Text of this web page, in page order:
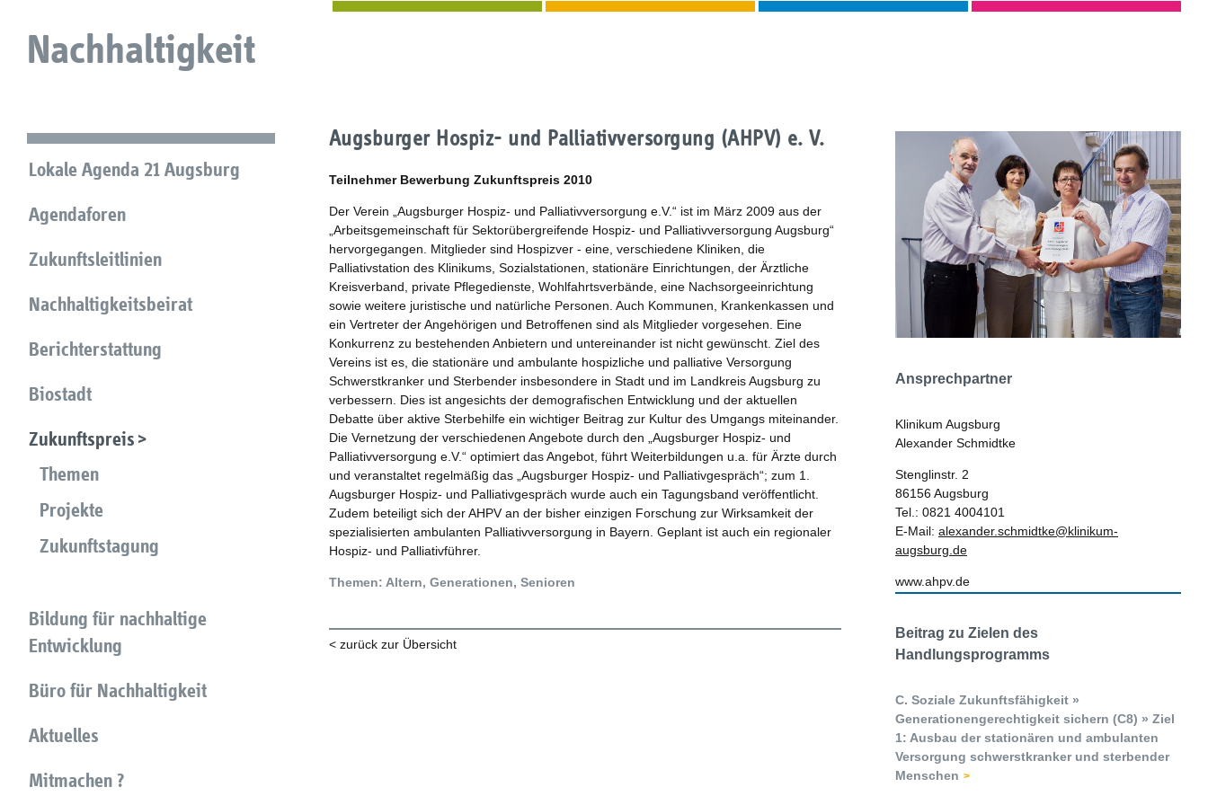
Nachhaltigkeit
Lokale Agenda 21 Augsburg
Agendaforen
Zukunftsleitlinien
Nachhaltigkeitsbeirat
Berichterstattung
Biostadt
Zukunftspreis
Themen
Projekte
Zukunftstagung
Bildung für nachhaltige
Entwicklung
Büro für Nachhaltigkeit
Aktuelles
Mitmachen ?
Augsburger Hospiz- und Palliativversorgung (AHPV) e. V.
Teilnehmer Bewerbung Zukunftspreis 2010
Der Verein „Augsburger Hospiz- und Palliativversorgung e.V.“ ist im März 2009 aus der
„Arbeitsgemeinschaft für Sektorübergreifende Hospiz- und Palliativversorgung Augsburg“
hervorgegangen. Mitglieder sind Hospizver - eine, verschiedene Kliniken, die
Palliativstation des Klinikums, Sozialstationen, stationäre Einrichtungen, der Ärztliche
Kreisverband, private Pflegedienste, Wohlfahrtsverbände, eine Nachsorgeeinrichtung
sowie weitere juristische und natürliche Personen. Auch Kommunen, Krankenkassen und
ein Vertreter der Angehörigen und Betroffenen sind als Mitglieder vorgesehen. Eine
Konkurrenz zu bestehenden Anbietern und untereinander ist nicht gewünscht. Ziel des
Vereins ist es, die stationäre und ambulante hospizliche und palliative Versorgung
Schwerstkranker und Sterbender insbesondere in Stadt und im Landkreis Augsburg zu
verbessern. Dies ist angesichts der demografischen Entwicklung und der aktuellen
Debatte über aktive Sterbehilfe ein wichtiger Beitrag zur Kultur des Umgangs miteinander.
Die Vernetzung der verschiedenen Angebote durch den „Augsburger Hospiz- und
Palliativversorgung e.V.“ optimiert das Angebot, führt Weiterbildungen u.a. für Ärzte durch
und veranstaltet regelmäßig das „Augsburger Hospiz- und Palliativgespräch“; zum 1.
Augsburger Hospiz- und Palliativgespräch wurde auch ein Tagungsband veröffentlicht.
Zudem beteiligt sich der AHPV an der bisher einzigen Forschung zur Wirksamkeit der
spezialisierten ambulanten Palliativversorgung in Bayern. Geplant ist auch ein regionaler
Hospiz- und Palliativführer.
Themen: Altern, Generationen, Senioren
< zurück zur Übersicht
Ansprechpartner
Klinikum Augsburg
Alexander Schmidtke
Stenglinstr. 2
86156 Augsburg
Tel.: 0821 4004101
E-Mail: alexander.schmidtke@klinikum-
augsburg.de
www.ahpv.de
Beitrag zu Zielen des
Handlungsprogramms
C. Soziale Zukunftsfähigkeit »
Generationengerechtigkeit sichern (C8) » Ziel
1: Ausbau der stationären und ambulanten
Versorgung schwerstkranker und sterbender
Menschen